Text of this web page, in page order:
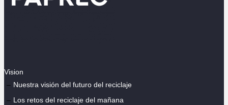
Vision
Nuestra visión del futuro del reciclaje
Los retos del reciclaje del mañana